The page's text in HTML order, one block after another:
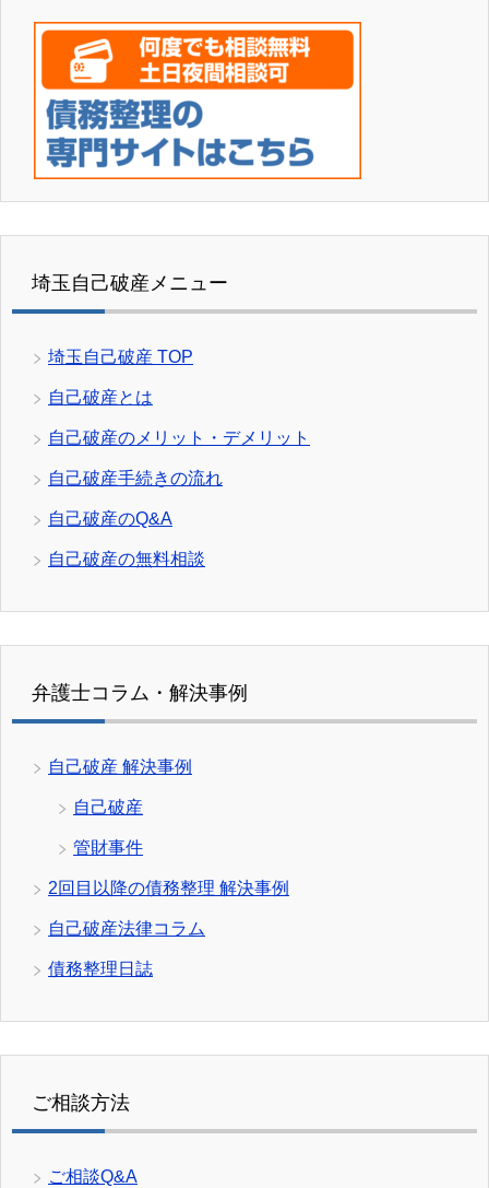
埼玉自己破産メニュー
埼玉自己破産 TOP
自己破産とは
自己破産のメリット・デメリット
自己破産手続きの流れ
自己破産のQ&A
自己破産の無料相談
弁護士コラム・解決事例
自己破産 解決事例
自己破産
管財事件
2回目以降の債務整理 解決事例
自己破産法律コラム
債務整理日誌
ご相談方法
ご相談Q&A